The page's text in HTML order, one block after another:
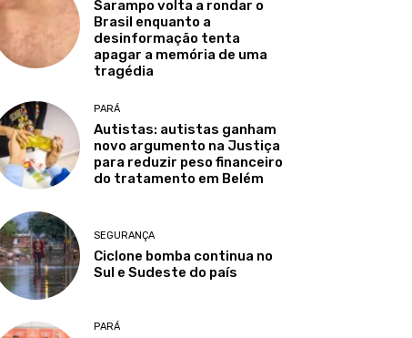
Sarampo volta a rondar o
Brasil enquanto a
desinformação tenta
apagar a memória de uma
tragédia
PARÁ
Autistas: autistas ganham
novo argumento na Justiça
para reduzir peso financeiro
do tratamento em Belém
SEGURANÇA
Ciclone bomba continua no
Sul e Sudeste do país
PARÁ